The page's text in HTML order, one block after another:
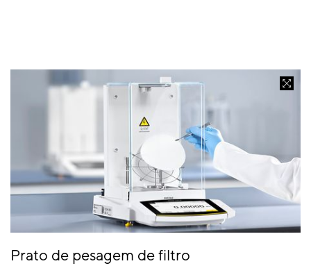
Prato de pesagem de filtro